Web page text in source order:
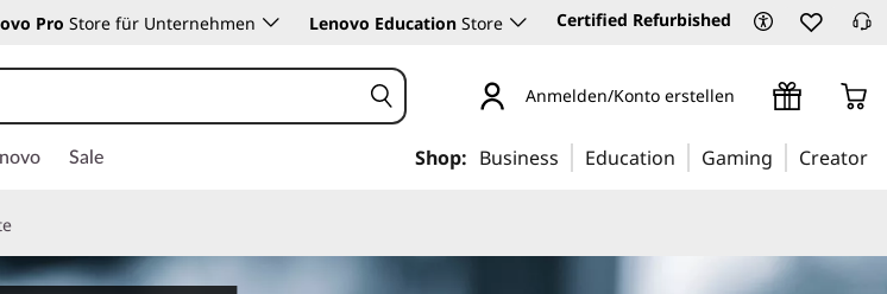
Pro Store für Unternehmen Lenovo Education Store Certified Refurbished
Anmelden/Konto erstellen
Sale Shop: Business Education Gaming Creator